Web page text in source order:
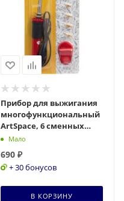
Прибор для выжигания
многофункциональный
ArtSpace, 6 сменных
насадок, блистер
Мало
690₽
+ 30 бонусов
В КОРЗИНУ